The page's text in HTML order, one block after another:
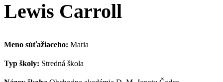
Lewis Carroll
Meno súťažiaceho: Maria
Typ školy: Stredná škola